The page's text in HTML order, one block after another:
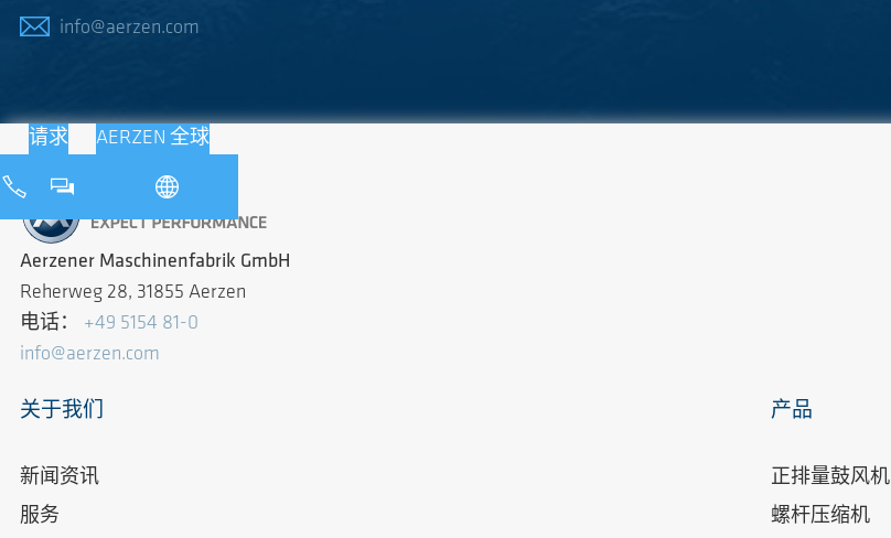
info@aerzen.com
请求 AERZEN 全球
Aerzener Maschinenfabrik GmbH
Reherweg 28, 31855 Aerzen
电话： +49 5154 81-0
info@aerzen.com
关于我们
新闻资讯
服务
产品
正排量鼓风机
螺杆压缩机